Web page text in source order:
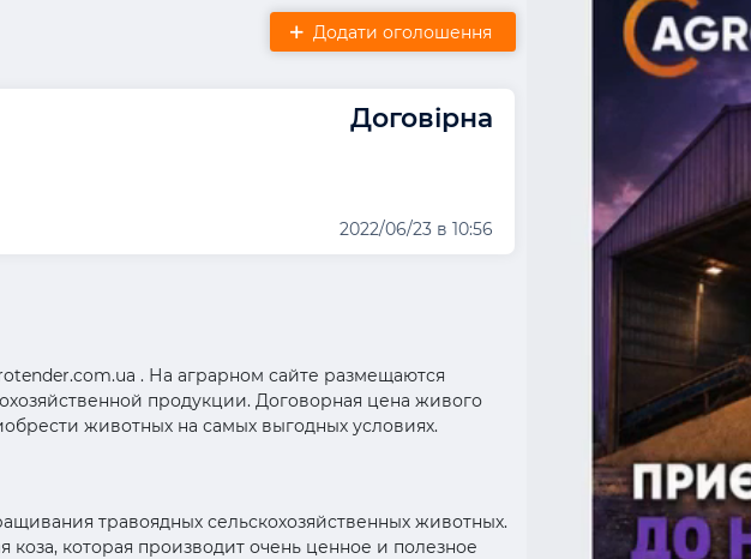
Додати оголошення
Договірна
2022/06/23 в 10:56
. На аграрном сайте размещаются
продукции. Договорная цена живого
животных на самых выгодных условиях.
травоядных сельскохозяйственных животных.
которая производит очень ценное и полезное